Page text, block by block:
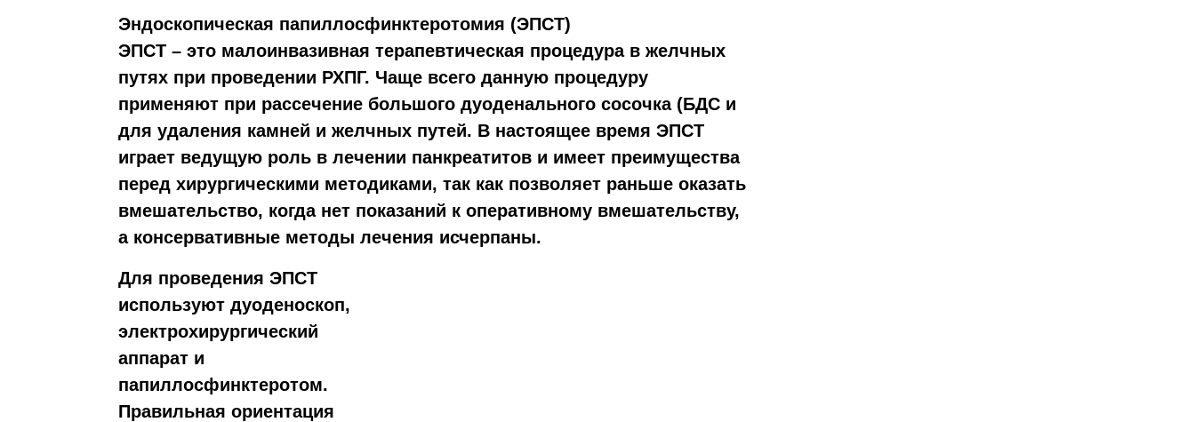
Эндоскопическая папиллосфинктеротомия (ЭПСТ)
ЭПСТ – это малоинвазивная терапевтическая процедура в желчных
путях при проведении РХПГ. Чаще всего данную процедуру
применяют при рассечение большого дуоденального сосочка (БДС и
для удаления камней и желчных путей. В настоящее время ЭПСТ
играет ведущую роль в лечении панкреатитов и имеет преимущества
перед хирургическими методиками, так как позволяет раньше оказать
вмешательство, когда нет показаний к оперативному вмешательству,
а консервативные методы лечения исчерпаны.
Для проведения ЭПСТ
используют дуоденоскоп,
электрохирургический
аппарат и
папиллосфинктеротом.
Правильная ориентация